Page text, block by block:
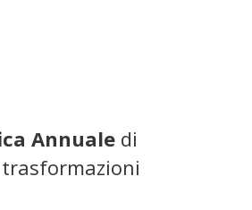
Annualedi